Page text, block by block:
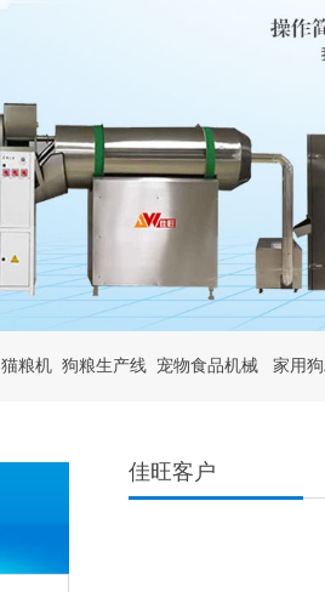
猫粮机 狗粮生产线 宠物食品机械 家用
佳旺客户